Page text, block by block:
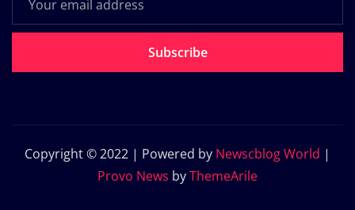
Subscribe
Copyright © 2022 | Powered by Newscblog World |
Provo News byThemeArile